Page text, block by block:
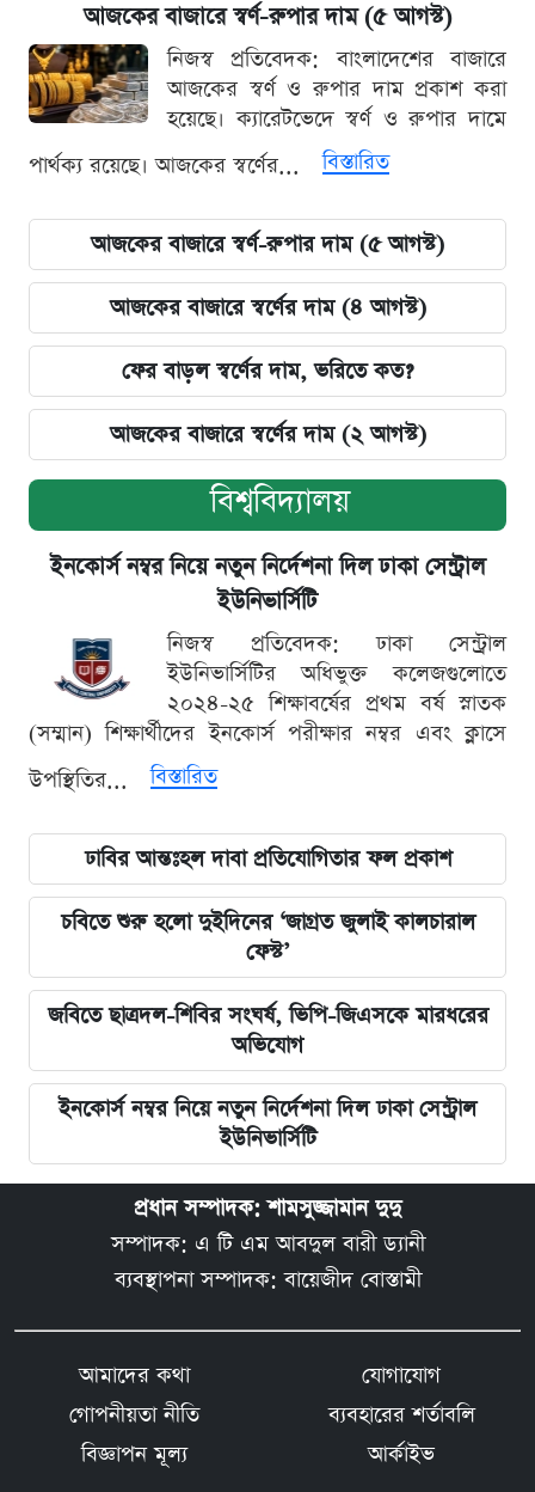
আজকের বাজারে স্বর্ণ-রুপার দাম (৫ আগস্ট)
নিজস্ব প্রতিবেদক: বাংলাদেশের বাজারে
আজকের স্বর্ণ ও রুপার দাম প্রকাশ করা
হয়েছে। ক্যারেটভেদে স্বর্ণ ও রুপার দামে
পার্থক্য রয়েছে। আজকের স্বর্ণের...
বিস্তারিত
আজকের বাজারে স্বর্ণ-রুপার দাম (৫ আগস্ট)
আজকের বাজারে স্বর্ণের দাম (৪ আগস্ট)
ফের বাড়ল স্বর্ণের দাম, ভরিতে কত?
আজকের বাজারে স্বর্ণের দাম (২ আগস্ট)
বিশ্ববিদ্যালয়
ইনকোর্স নম্বর নিয়ে নতুন নির্দেশনা দিল ঢাকা সেন্ট্রাল
ইউনিভার্সিটি
নিজস্ব প্রতিবেদক: ঢাকা সেন্ট্রাল
ইউনিভার্সিটির অধিভুক্ত কলেজগুলোতে
২০২৪-২৫ শিক্ষাবর্ষের প্রথম বর্ষ স্নাতক
(সম্মান) শিক্ষার্থীদের ইনকোর্স পরীক্ষার নম্বর এবং ক্লাসে
উপস্থিতির...
বিস্তারিত
ঢাবির আন্তঃহল দাবা প্রতিযোগিতার ফল প্রকাশ
চবিতে শুরু হলো দুইদিনের ‘জাগ্রত জুলাই কালচারাল
ফেস্ট’
জবিতে ছাত্রদল-শিবির সংঘর্ষ, ভিপি-জিএসকে মারধরের
অভিযোগ
ইনকোর্স নম্বর নিয়ে নতুন নির্দেশনা দিল ঢাকা সেন্ট্রাল
ইউনিভার্সিটি
প্রধান সম্পাদক: শামসুজ্জামান দুদু
সম্পাদক: এ টি এম আবদুল বারী ড্যানী
ব্যবস্থাপনা সম্পাদক: বায়েজীদ বোস্তামী
আমাদের কথা
যোগাযোগ
গোপনীয়তা নীতি
ব্যবহারের শর্তাবলি
বিজ্ঞাপন মূল্য
আর্কাইভ